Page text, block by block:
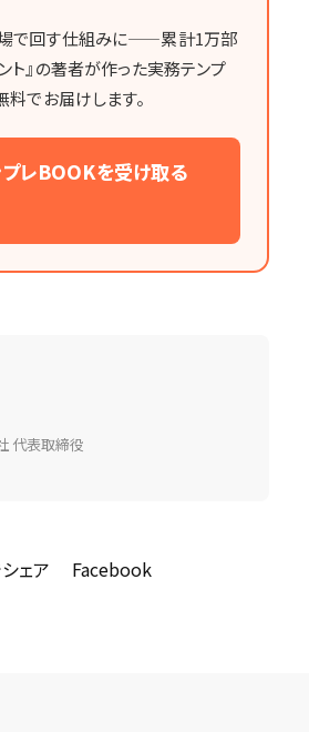
で回す仕組みに——累計1万部
ト』の著者が作った実務テンプ
料でお届けします。
レBOOKを受け取る
代表取締役
ェア Facebook